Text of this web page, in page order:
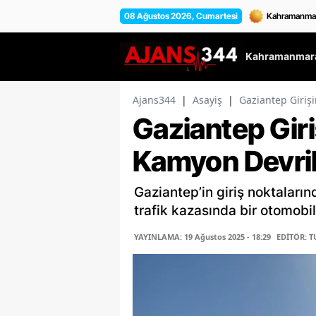
08 Ağustos 2026, Cumartesi
Ajans344 | Asayiş | Gaziantep
Gaziantep
Kamyon
Gaziantep’in giriş
trafik kazasında bir
YAYINLAMA: 19 Ağustos 2025 - 18:29 EDİTÖR: